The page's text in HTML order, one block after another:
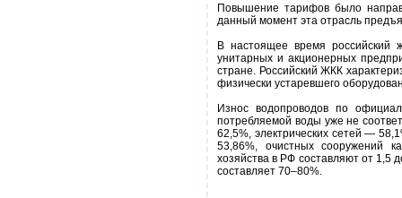
Повышение тарифов было
данный момент эта отрасль
В настоящее время
унитарных и акционерных
стране. Российский ЖКК
физически устаревшего
Износ водопроводов по
потребляемой воды уже не
62,5%, электрических сетей —
53,86%, очистных сооружений
хозяйства в РФ составляют от 1,5
составляет 70–80%.